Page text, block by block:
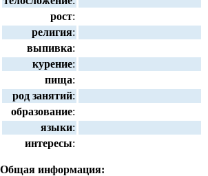
рост:
религия:
выпивка:
курение:
пища:
род занятий:
образование:
языки:
интересы:
Общая информация: